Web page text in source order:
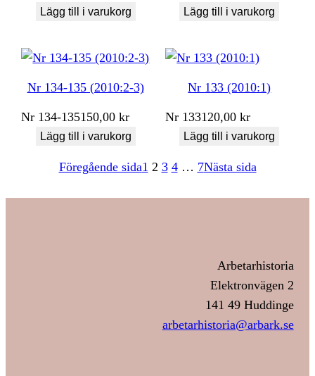
Lägg till i varukorg Lägg till i varukorg
Nr 134-135 (2010:2-3)
Nr 134-135150,00kr
Lägg till i varukorg
Nr 133 (2010:1)
Nr 133120,00kr
Lägg till i varukorg
Föregående sida1 2 3 4 … 7Nästa sida
Arbetarhistoria
Elektronvägen 2
141 49 Huddinge
arbetarhistoria@arbark.se